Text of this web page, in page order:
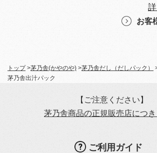
お客
トップ>茅乃舎(かやのや) >茅乃舎だし（だしパック）
茅乃舎出汁パック
【ご注意ください】
茅乃舎商品の正規販売店につき
ご利用ガイド